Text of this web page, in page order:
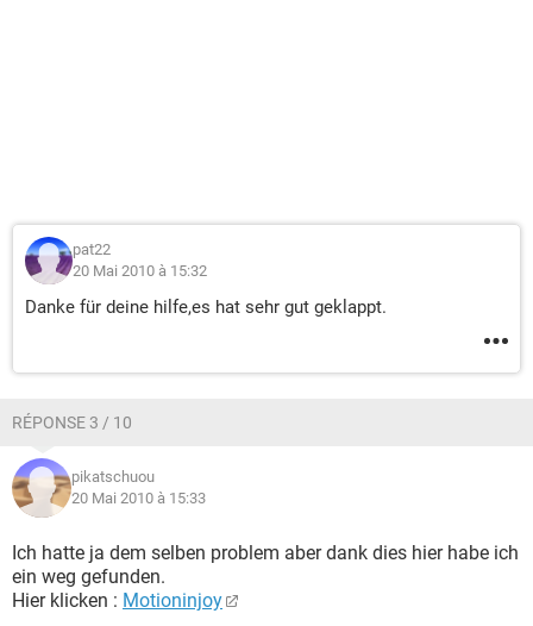
pat22
20 Mai 2010 à 15:32
Danke für deine hilfe,es hat sehr gut geklappt.
RÉPONSE 3 / 10
pikatschuou
20 Mai 2010 à 15:33
Ich hatte ja dem selben problem aber dank dies hier habe ich
ein weg gefunden.
Hier klicken : Motioninjoy